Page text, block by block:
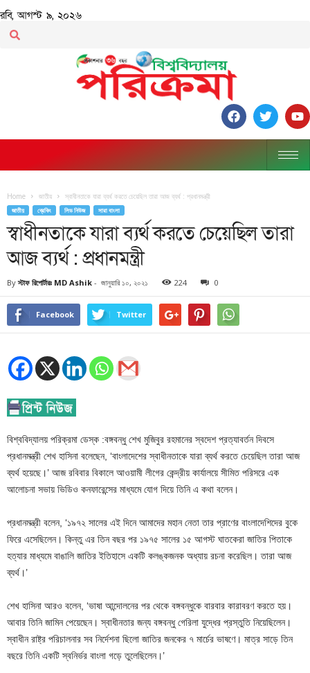
রবি, আগস্ট ৯, ২০২৬
Home জাতীয় স্বাধীনতাকে যারা ব্যর্থ করতে চেয়েছিল তারা আজ ব্যর্থ : প্রধানমন্ত্রী
জাতীয় ব্রেকিং লিড নিউজ সারা বাংলা
স্বাধীনতাকে যারা ব্যর্থ করতে চেয়েছিল তারা
আজ ব্যর্থ : প্রধানমন্ত্রী
By স্টাফ রিপোর্টারঃ MD Ashik - জানুয়ারি ১০, ২০২১ 224 0
Facebook Twitter
বিশ্ববিদ্যালয় পরিক্রমা ডেস্ক :বঙ্গবন্ধু শেখ মুজিবুর রহমানের স্বদেশ প্রত্যাবর্তন দিবসে
প্রধানমন্ত্রী শেখ হাসিনা বলেছেন, ‘বাংলাদেশের স্বাধীনতাকে যারা ব্যর্থ করতে চেয়েছিল তারা আজ
ব্যর্থ হয়েছে।’ আজ রবিবার বিকালে আওয়ামী লীগের কেন্দ্রীয় কার্যালয়ে সীমিত পরিসরে এক
আলোচনা সভায় ভিডিও কনফারেন্সের মাধ্যমে যোগ দিয়ে তিনি এ কথা বলেন।
প্রধানমন্ত্রী বলেন, ‘১৯৭২ সালের এই দিনে আমাদের মহান নেতা তার প্রাণের বাংলাদেশিদের বুকে
ফিরে এসেছিলেন। কিন্তু এর তিন বছর পর ১৯৭৫ সালের ১৫ আগস্ট ঘাতকেরা জাতির পিতাকে
হত্যার মাধ্যমে বাঙালি জাতির ইতিহাসে একটি কলঙ্কজনক অধ্যায় রচনা করেছিল। তারা আজ
ব্যর্থ।’
শেখ হাসিনা আরও বলেন, ‘ভাষা আন্দোলনের পর থেকে বঙ্গবন্ধুকে বারবার কারাবরণ করতে হয়।
আবার তিনি জামিন পেয়েছেন। স্বাধীনতার জন্য বঙ্গবন্ধু গেরিলা যুদ্ধের প্রস্তুতি নিয়েছিলেন।
স্বাধীন রাষ্ট্র পরিচালনার সব নির্দেশনা ছিলো জাতির জনকের ৭ মার্চের ভাষণে। মাত্র সাড়ে তিন
বছরে তিনি একটি স্বনির্ভর বাংলা গড়ে তুলেছিলেন।’